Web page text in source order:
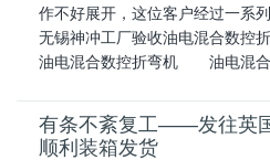
作不好展开，这位客户经过一系
无锡神冲工厂验收油电混合数控
油电混合数控折弯机 油电混合
有条不紊复工——发往英
顺利装箱发货